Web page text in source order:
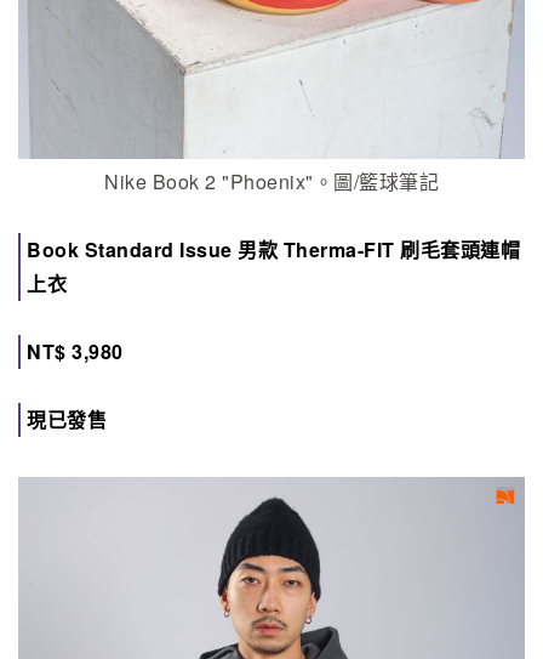
Nike Book 2 "Phoenix"。圖/籃球筆記
Book Standard Issue 男款 Therma-FIT 刷毛套頭連帽
上衣
NT$ 3,980
現已發售